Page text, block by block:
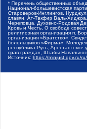
* Перечень общественных
Национал-большевистская
Староверов-Инглингов,
славян, Ат-Такфир Валь-
Череповца, Духовно-Родовая
Кровь и Честь, О свободе
религиозная организация п.
организация «Братство»,
болельщиков «Фирма»,
республика Русь,
прав граждан, Штабы
Источник: https://minjust.gov.ru/